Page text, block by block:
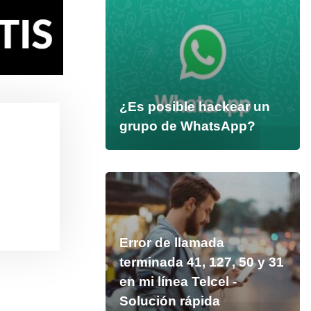
¿Es posible hackear un
grupo de WhatsApp?
Error de llamada
terminada 41, 127, 50 y 31
en mi línea Telcel -
Solución rápida